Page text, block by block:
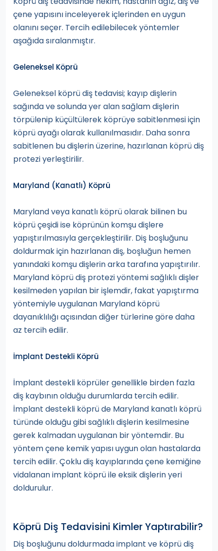
çene yapısını inceleyerek içlerinden en uygun
olanını seçer. Tercih edilebilecek yöntemler
aşağıda sıralanmıştır.
Geleneksel Köprü
Geleneksel köprü diş tedavisi; kayıp dişlerin
sağında ve solunda yer alan sağlam dişlerin
törpülenip küçültülerek köprüye sabitlenmesi için
köprü ayağı olarak kullanılmasıdır. Daha sonra
sabitlenen bu dişlerin üzerine, hazırlanan köprü diş
protezi yerleştirilir.
Maryland (Kanatlı) Köprü
Maryland veya kanatlı köprü olarak bilinen bu
köprü çeşidi ise köprünün komşu dişlere
yapıştırılmasıyla gerçekleştirilir. Diş boşluğunu
doldurmak için hazırlanan diş, boşluğun hemen
yanındaki komşu dişlerin arka tarafına yapıştırılır.
Maryland köprü diş protezi yöntemi sağlıklı dişler
kesilmeden yapılan bir işlemdir, fakat yapıştırma
yöntemiyle uygulanan Maryland köprü
dayanıklılığı açısından diğer türlerine göre daha
az tercih edilir.
İmplant Destekli Köprü
İmplant destekli köprüler genellikle birden fazla
diş kaybının olduğu durumlarda tercih edilir.
İmplant destekli köprü de Maryland kanatlı köprü
türünde olduğu gibi sağlıklı dişlerin kesilmesine
gerek kalmadan uygulanan bir yöntemdir. Bu
yöntem çene kemik yapısı uygun olan hastalarda
tercih edilir. Çoklu diş kayıplarında çene kemiğine
vidalanan implant köprü ile eksik dişlerin yeri
doldurulur.
Köprü Diş Tedavisini Kimler Yaptırabilir?
Diş boşluğunu doldurmada implant ve köprü diş